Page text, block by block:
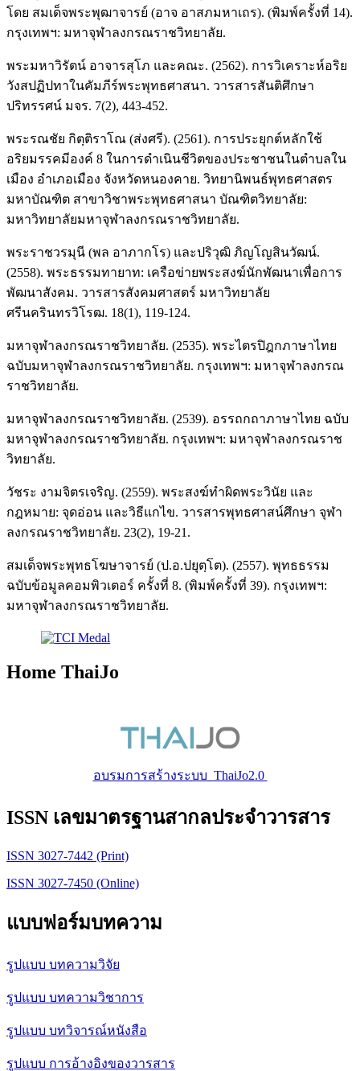
โดย สมเด็จพระพุฒาจารย์ (อาจ อาสภมหาเถร). (พิมพ์ครั้งที่ 14).
กรุงเทพฯ: มหาจุฬาลงกรณราชวิทยาลัย.
พระมหาวิรัตน์ อาจารสุโภ และคณะ. (2562). การวิเคราะห์อริย
วังสปฏิปทาในคัมภีร์พระพุทธศาสนา. วารสารสันติศึกษา
ปริทรรศน์ มจร. 7(2), 443-452.
พระรณชัย กิตฺติราโณ (ส่งศรี). (2561). การประยุกต์หลักใช้
อริยมรรคมีองค์ 8 ในการดำเนินชีวิตของประชาชนในตำบลใน
เมือง อำเภอเมือง จังหวัดหนองคาย. วิทยานิพนธ์พุทธศาสตร
มหาบัณฑิต สาขาวิชาพระพุทธศาสนา บัณฑิตวิทยาลัย:
มหาวิทยาลัยมหาจุฬาลงกรณราชวิทยาลัย.
พระราชวรมุนี (พล อาภากโร) และปริวุฒิ ภิญโญสินวัฒน์.
(2558). พระธรรมทายาท: เครือข่ายพระสงฆ์นักพัฒนาเพื่อการ
พัฒนาสังคม. วารสารสังคมศาสตร์ มหาวิทยาลัย
ศรีนครินทรวิโรฒ. 18(1), 119-124.
มหาจุฬาลงกรณราชวิทยาลัย. (2535). พระไตรปิฎกภาษาไทย
ฉบับมหาจุฬาลงกรณราชวิทยาลัย. กรุงเทพฯ: มหาจุฬาลงกรณ
ราชวิทยาลัย.
มหาจุฬาลงกรณราชวิทยาลัย. (2539). อรรถกถาภาษาไทย ฉบับ
มหาจุฬาลงกรณราชวิทยาลัย. กรุงเทพฯ: มหาจุฬาลงกรณราช
วิทยาลัย.
วัชระ งามจิตรเจริญ. (2559). พระสงฆ์ทำผิดพระวินัย และ
กฎหมาย: จุดอ่อน และวิธีแกไข. วารสารพุทธศาสน์ศึกษา จุฬา
ลงกรณราชวิทยาลัย. 23(2), 19-21.
สมเด็จพระพุทธโฆษาจารย์ (ป.อ.ปยุตฺโต). (2557). พุทธธรรม
ฉบับข้อมูลคอมพิวเตอร์ ครั้งที่ 8. (พิมพ์ครั้งที่ 39). กรุงเทพฯ:
มหาจุฬาลงกรณราชวิทยาลัย.
Home ThaiJo
อบรมการสร้างระบบ ThaiJo2.0
ISSN เลขมาตรฐานสากลประจำวารสาร
ISSN 3027-7442 (Print)
ISSN 3027-7450 (Online)
แบบฟอร์มบทความ
รูปแบบ บทความวิจัย
รูปแบบ บทความวิชาการ
รูปแบบ บทวิจารณ์หนังสือ
รูปแบบ การอ้างอิงของวารสาร